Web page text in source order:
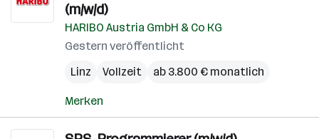
(m/w/d)
HARIBO Austria GmbH & Co KG
Gestern veröffentlicht
Linz
Vollzeit ab 3.800 € monatlich
Merken